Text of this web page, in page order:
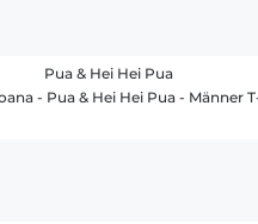
Pua & Hei Hei Pua
- Pua & Hei Hei Pua - Männer